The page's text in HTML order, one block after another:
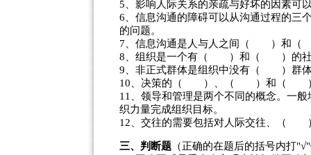
5、影响人际关系的亲疏与好坏的因
6、信息沟通的障碍可以从沟通过程
的问题。
7、信息沟通是人与人之间（ ）和
8、组织是一个有（ ）和（ ）的社
9、非正式群体是组织中没有（ ）群
10、决策的（ ）、（ ）和（ ）是
11、领导和管理是两个不同的概念。
织力量完成组织目标。
12、交往的需要包括对人际交往、
三、判断题 （正确的在题后的括号内打